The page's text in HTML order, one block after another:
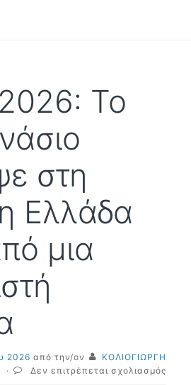
Το
στη
Ελλάδα
μια
2026 από την/ον
ΚΟΛΙΟΓΙΩΡΓΗ
· Δεν επιτρέπεται σχολιασμός